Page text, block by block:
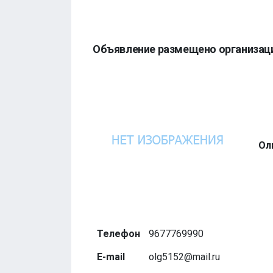
Объявление размещено
Телефон
9677769990
E-mail
olg5152@mail.ru